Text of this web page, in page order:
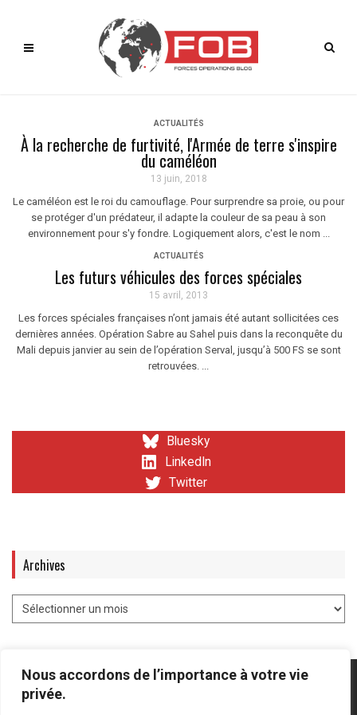
Nous accordons de l’importance à votre vie
privée.
ACTUALITÉS
À la recherche de furtivité, l'Armée de terre s'inspire
du caméléon
13 juin, 2018
Le caméléon est le roi du camouflage. Pour surprendre sa proie, ou pour
se protéger d'un prédateur, il adapte la couleur de sa peau à son
environnement pour s'y fondre. Logiquement alors, c'est le nom ...
ACTUALITÉS
Les futurs véhicules des forces spéciales
15 avril, 2013
Les forces spéciales françaises n’ont jamais été autant sollicitées ces
dernières années. Opération Sabre au Sahel puis dans la reconquête du
Mali depuis janvier au sein de l’opération Serval, jusqu’à 500 FS se sont
retrouvées. ...
Bluesky
LinkedIn
Twitter
Archives